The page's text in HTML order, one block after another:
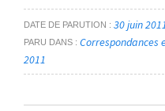
DATE DE PARUTION 30 juin
PARU DANS
Correspondances
2011